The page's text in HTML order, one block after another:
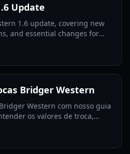
Update
1.6 update, covering new
and essential changes for
Bridger Western
Western com nosso guia
os valores de troca,